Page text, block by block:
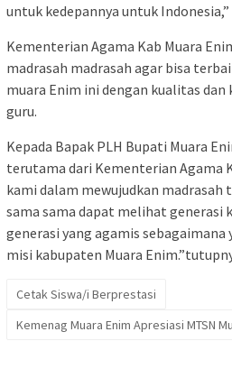
untuk kedepannya untuk Indonesia,”
Kementerian Agama Kab Muara
madrasah madrasah agar bisa
muara Enim ini dengan kualitas
guru.
Kepada Bapak PLH Bupati Muara
terutama dari Kementerian Agama
kami dalam mewujudkan madrasah
sama sama dapat melihat generasi
generasi yang agamis sebagaimana
misi kabupaten Muara
Cetak Siswa/i Berprestasi
Kemenag Muara Enim Apresiasi MTSN